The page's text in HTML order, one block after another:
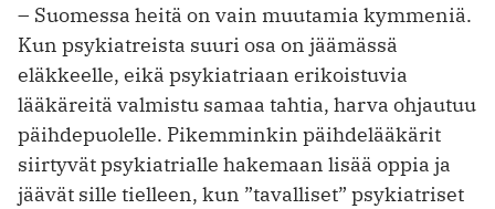
– Suomessa heitä on vain muutamia kymmeniä.
Kun psykiatreista suuri osa on jäämässä
eläkkeelle, eikä psykiat­riaan erikoistuvia
lääkäreitä valmistu samaa tahtia, harva ohjautuu
päihdepuolelle. Pikemminkin päihdelääkärit
siirtyvät psykiatrialle hakemaan lisää oppia ja
jäävät sille tielleen, kun ”tavalliset” psykiatriset